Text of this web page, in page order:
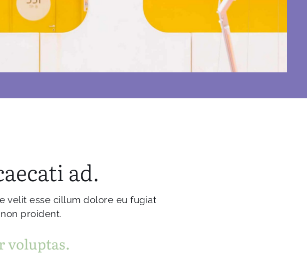
ad.
velit esse cillum dolore eu fugiat
proident.
voluptas.